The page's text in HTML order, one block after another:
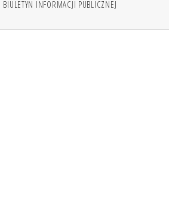
BIULETYN INFORMACJI PUBLICZNEJ